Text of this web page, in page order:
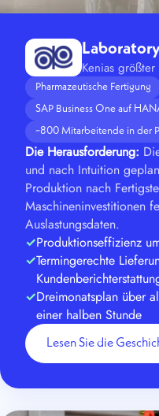
Kenias
Pharmazeutische Fertigung
SAP Business One auf
~800 Mitarbeitende in der
Die Herausforderung:
und nach Intuition
Produktion nach
Maschineninvestitionen
Auslastungsdaten.
Produktionseffizienz
Termingerechte
Dreimonatsplan über
einer halben Stunde
Lesen Sie die